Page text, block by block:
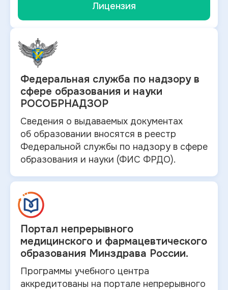
Лицензия
Федеральная служба по надзору в
сфере образования и науки
РОСОБРНАДЗОР
Сведения о выдаваемых документах
об образовании вносятся в реестр
Федеральной службы по надзору в сфере
образования и науки (ФИС ФРДО).
Портал непрерывного
медицинского и фармацевтического
образования Минздрава России.
Программы учебного центра
аккредитованы на портале непрерывного